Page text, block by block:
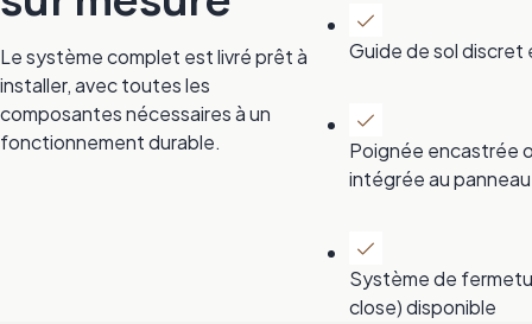
Le système complet est livré prêt à
installer, avec toutes les
composantes nécessaires à un
fonctionnement durable.
Guide de sol
Poignée encastrée
intégrée au panneau
Système de
close) disponible